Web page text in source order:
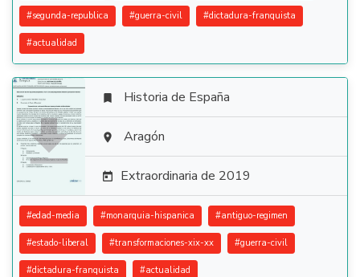
#segunda-republica #guerra-civil #dictadura-franquista
#actualidad

 Historia de España
 Aragón
 Extraordinaria de 2019
#edad-media #monarquia-hispanica #antiguo-regimen
#estado-liberal #transformaciones-xix-xx #guerra-civil
#dictadura-franquista #actualidad